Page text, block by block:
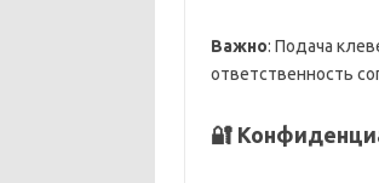
Важно: Подача
ответственность
🔐